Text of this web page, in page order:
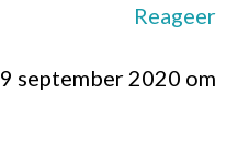
Reageer
september 2020 om